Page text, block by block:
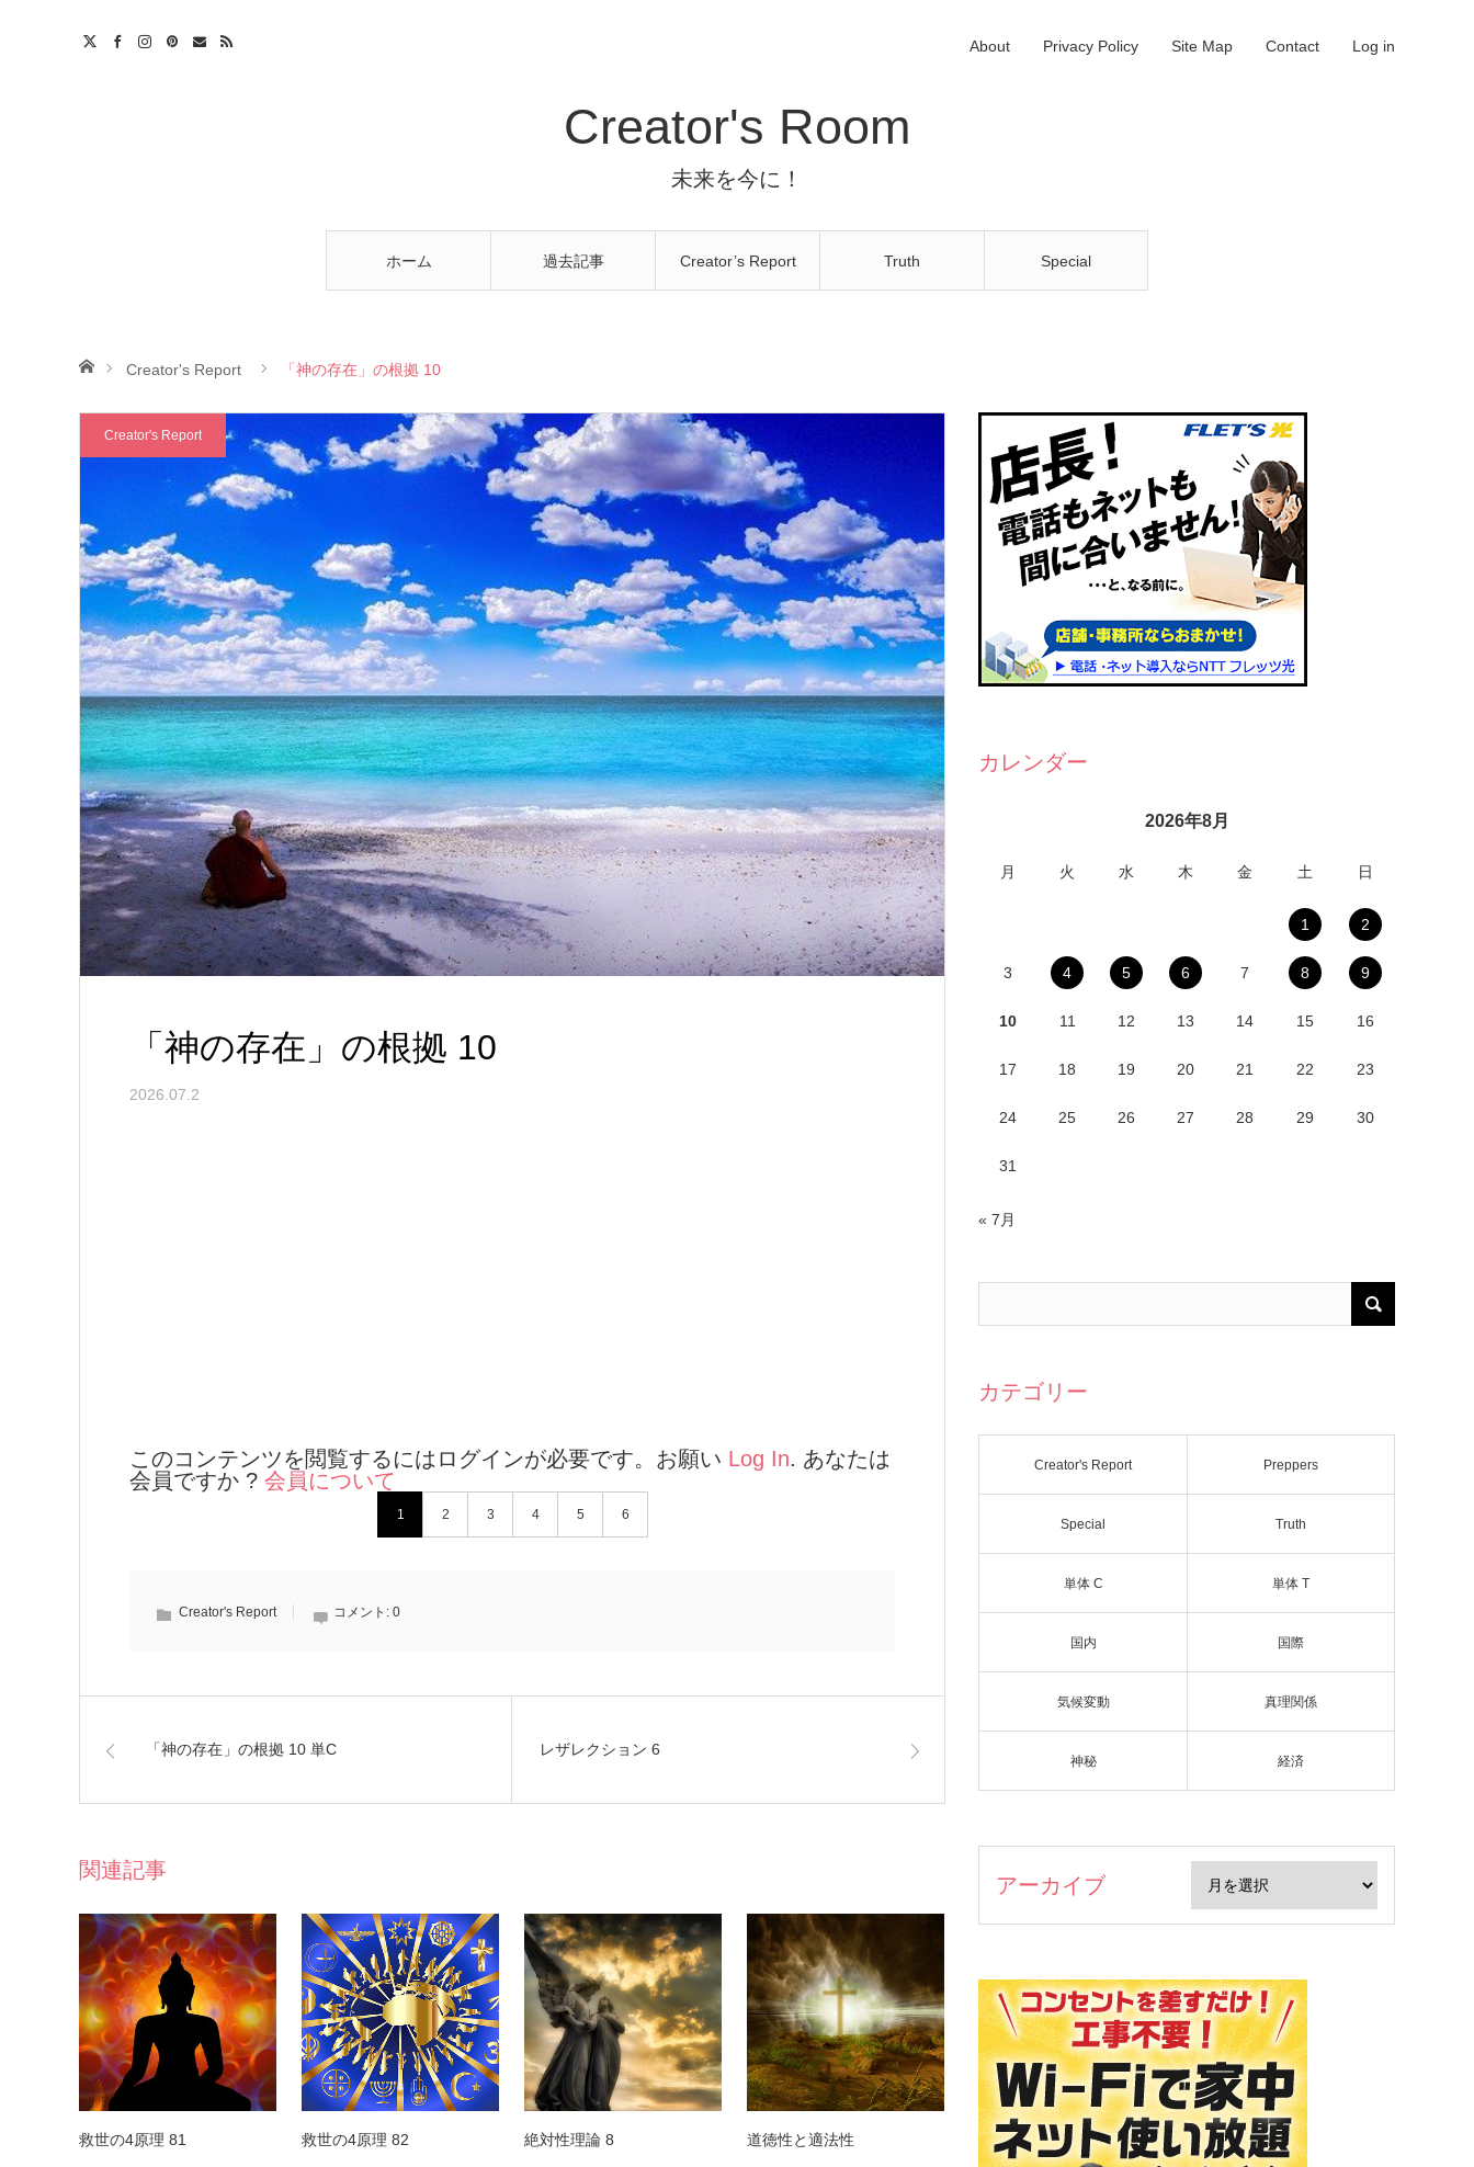
Creator's Room
未来を今に！
ホーム 過去記事 Creator’s Report Truth Special
About Privacy Policy Site Map Contact Log in
ホームCreator's Report 「神の存在」の根拠 10
Creator's Report
「神の存在」の根拠 10
2026.07.2
このコンテンツを閲覧するにはログインが必要です。お願い Log In. あなたは
会員ですか ? 会員について
1 2 3 4 5 6
Creator's Report コメント: 0
「神の存在」の根拠 10 単C レザレクション 6
関連記事
救世の4原理 81 救世の4原理 82 絶対性理論 8 道徳性と適法性
カレンダー
2026年8月
月 火 水 木 金 土 日
1 2
3 4 5 6 7 8 9
10 11 12 13 14 15 16
17 18 19 20 21 22 23
24 25 26 27 28 29 30
31
« 7月
カテゴリー
Creator's Report Preppers
Special Truth
単体 C 単体 T
国内 国際
気候変動 真理関係
神秘 経済
アーカイブ